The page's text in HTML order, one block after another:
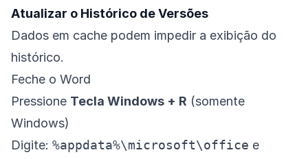
Atualizar o Histórico de Versões
Dados em cache podem impedir a exibição do
histórico.
Feche o Word
Pressione Tecla Windows + R (somente
Windows)
Digite: %appdata%\microsoft\office e